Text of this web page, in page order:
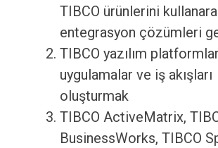
TIBCO ürünlerini
entegrasyon çözümleri
TIBCO yazılım
uygulamalar ve iş akışları
oluşturmak
TIBCO ActiveMatrix,
BusinessWorks, TIBCO